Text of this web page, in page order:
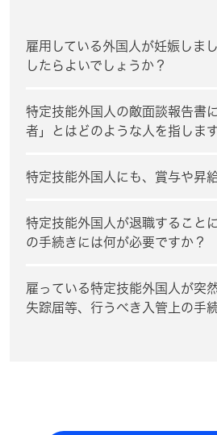
雇用している外国人が妊娠しま
したらよいでしょうか？
特定技能外国人の敵面談報告書
者」とはどのような人を指しま
特定技能外国人にも、賞与や昇
特定技能外国人が退職すること
の手続きには何が必要ですか？
雇っている特定技能外国人が突
失踪届等、行うべき入管上の手